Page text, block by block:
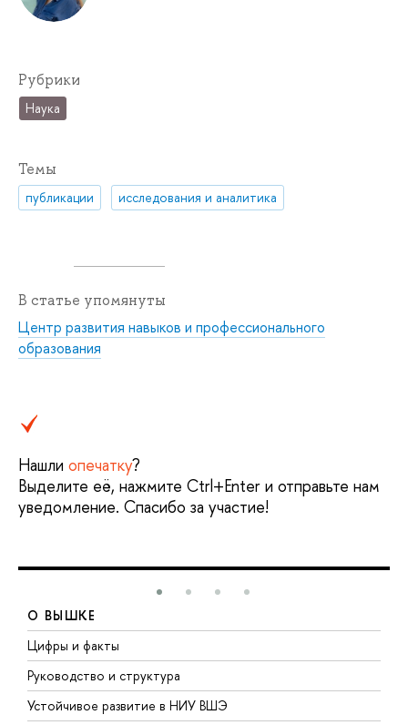
Рубрики
Наука
Темы
публикации исследования и аналитика
В статье упомянуты
Центр развития навыков и профессионального
образования
Нашли опечатку?
Выделите её, нажмите Ctrl+Enter и отправьте нам
уведомление. Спасибо за участие!
О ВЫШКЕ
Цифры и факты
Руководство и структура
Устойчивое развитие в НИУ ВШЭ